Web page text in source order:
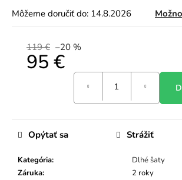
Môžeme doručiť do: 14.8.2026
119 € –20 %
95 €
Kategória:
Dlhé šaty
Záruka: 2 roky
Opýtať sa Strážiť